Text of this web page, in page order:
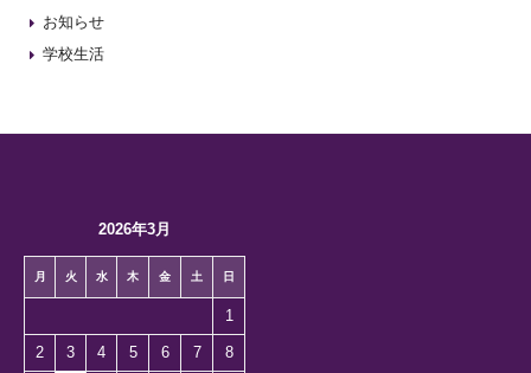
お知らせ
学校生活
2026年3月
月 火 水 木 金 土 日
1
2 3 4 5 6 7 8